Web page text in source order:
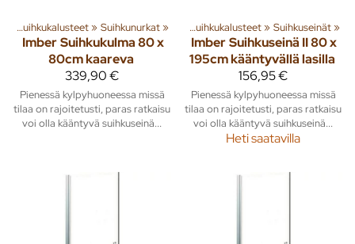
Suihkukalusteet‪» Suihkunurkat‪»
Imber Suihkukulma 80 x
80cm kaareva
339,90 €
Pienessä kylpyhuoneessa missä
tilaa on rajoitetusti, paras ratkaisu
voi olla kääntyvä suihkuseinä...
tuotteita‪»Sisusta ‪» Kylpyhuone ja wc Suihkukalusteet‪» Suihkuseinät‪»
ImberSuihkuseinä II 80 x
195cm kääntyvällä lasilla
156,95 €
Pienessä kylpyhuoneessa missä
tilaa on rajoitetusti, paras ratkaisu
voi olla kääntyvä suihkuseinä...
Heti saatavilla